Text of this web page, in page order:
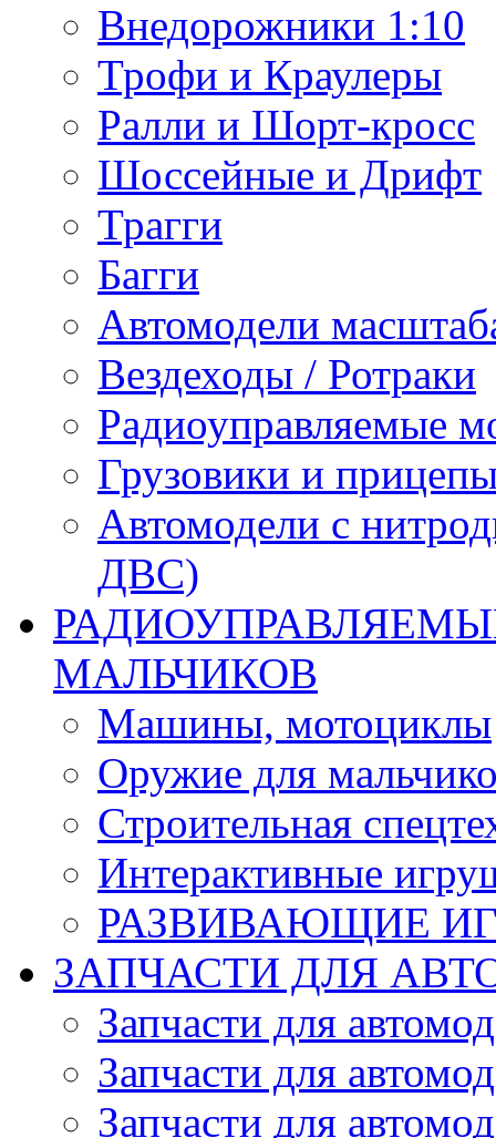
Внедорожники 1:10
Трофи и Краулеры
Ралли и Шорт-кросс
Шоссейные и Дрифт
Трагги
Багги
Автомодели
Вездеходы / Ротраки
Радиоуправляемые
Грузовики и
Автомодели с
ДВС)
МАЛЬЧИКОВ
Машины, мотоциклы
Оружие для
Строительная
Интерактивные
РАЗВИВАЮЩИЕ
ЗАПЧАСТИ ДЛЯ
Запчасти для
Запчасти для
Запчасти для